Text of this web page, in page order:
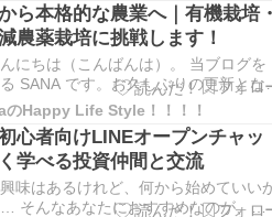
ージ・公式プ…
ら本格的な農業へ｜有機栽培
農薬栽培に挑戦します！
にちは（こんばんは）。 当ブログを
SANA です。お久しぶりの更新とな
は新しいご報告があります。 この
備してきた夢である 農業を本格的に
ることになりました。 旦那の KKS、
そしておじいちゃん・おばあちゃ…
のHappy Life Style！！！！
心者向けLINEオープンチャッ
学べる投資仲間と交流
味はあるけれど、何から始めていい
そんなあなたにおすすめなのが、